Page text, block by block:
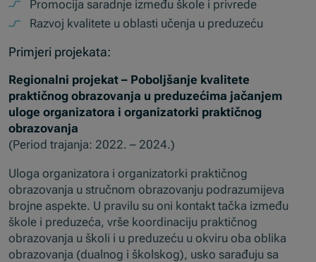
Promocija saradnje između škole i privrede
Razvoj kvalitete u oblasti učenja u preduzeću
Primjeri projekata:
Regionalni projekat – Poboljšanje kvalitete
praktičnog obrazovanja u preduzećima jačanjem
uloge organizatora i organizatorki praktičnog
obrazovanja
(Period trajanja: 2022. – 2024.)
Uloga organizatora i organizatorki praktičnog
obrazovanja u stručnom obrazovanju podrazumijeva
brojne aspekte. U pravilu su oni kontakt tačka između
škole i preduzeća, vrše koordinaciju praktičnog
obrazovanja u školi i u preduzeću u okviru oba oblika
obrazovanja (dualnog i školskog), usko sarađuju sa